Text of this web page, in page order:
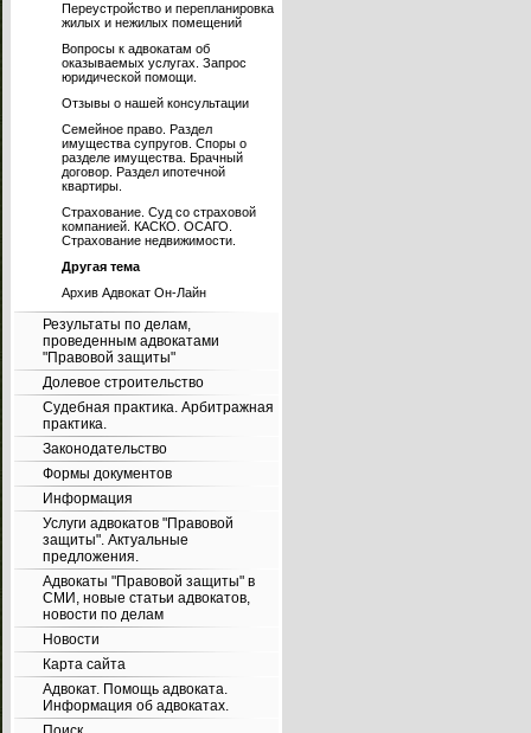
Переустройство и перепланировка
жилых и нежилых помещений
Вопросы к адвокатам об
оказываемых услугах. Запрос
юридической помощи.
Отзывы о нашей консультации
Семейное право. Раздел
имущества супругов. Споры о
разделе имущества. Брачный
договор. Раздел ипотечной
квартиры.
Страхование. Суд со страховой
компанией. КАСКО. ОСАГО.
Страхование недвижимости.
Другая тема
Архив Адвокат Он-Лайн
Результаты по делам,
проведенным адвокатами
"Правовой защиты"
Долевое строительство
Судебная практика. Арбитражная
практика.
Законодательство
Формы документов
Информация
Услуги адвокатов "Правовой
защиты". Актуальные
предложения.
Адвокаты "Правовой защиты" в
СМИ, новые статьи адвокатов,
новости по делам
Новости
Карта сайта
Адвокат. Помощь адвоката.
Информация об адвокатах.